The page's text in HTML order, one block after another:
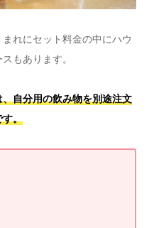
れにセット料金の中にハウ
もあります。
自分用の飲み物を別途注文
す。